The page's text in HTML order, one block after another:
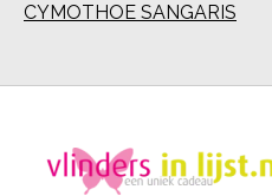
CYMOTHOE SANGARIS